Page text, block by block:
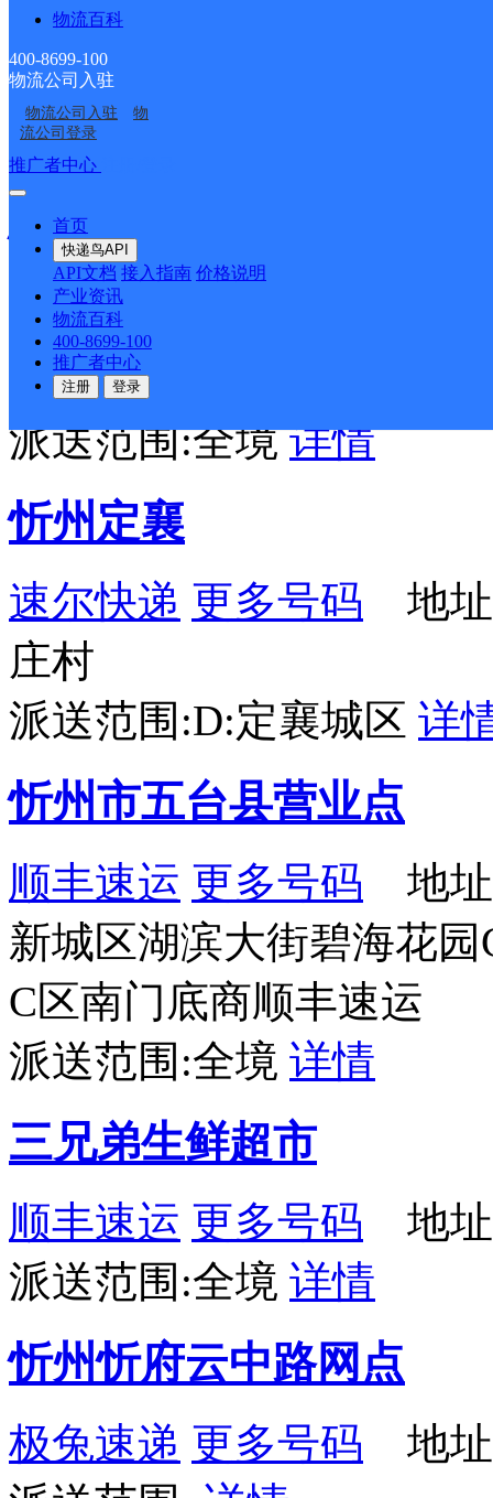
物流百科
400-8699-100
物流公司入驻
物流公司入驻
物
流公司登录
推广者中心
首页
快递鸟API
API文档 接入指南 价格说明
产业资讯
物流百科
400-8699-100
推广者中心
注册 登录
顺丰速运
金鼎大酒店种子公司旁
派送范围:全境
忻州市五寨县东街营业点
顺丰速运
运输街鑫悦园小区楼底
派送范围:全境详情
忻州定襄
速尔快递 更多号码 地址
庄村
派送范围:D:定襄城区 详
忻州市五台县营业点
顺丰速运 更多号码 地址
新城区湖滨大街碧海花
C区南门底商顺丰速运
派送范围:全境 详情
三兄弟生鲜超市
顺丰速运 更多号码 地址
派送范围:全境 详情
忻州忻府云中路网点
极兔速递 更多号码 地址